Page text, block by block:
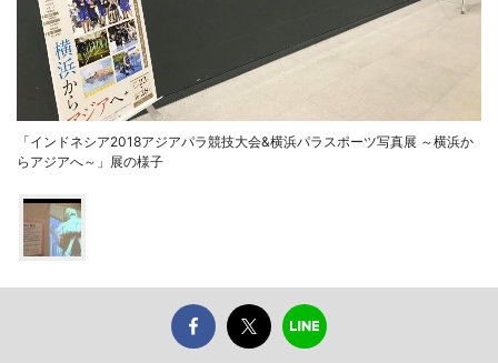
「インドネシア2018アジアパラ競技大会&横浜パラスポーツ写真展 ～横浜か
らアジアへ～」展の様子